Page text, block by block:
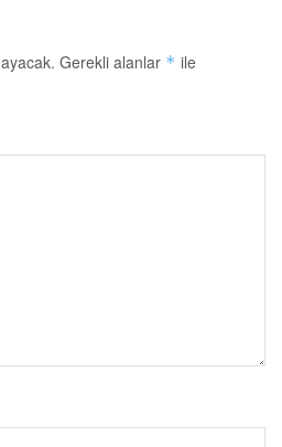
Gerekli alanlar * ile